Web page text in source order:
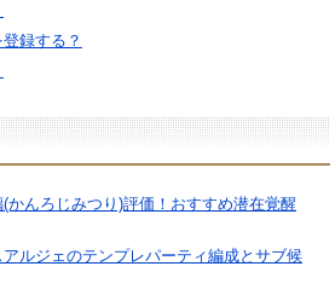
録する？
(かんろじみつり)評価！おすすめ潜在覚醒
アルジェのテンプレパーティ編成とサブ候